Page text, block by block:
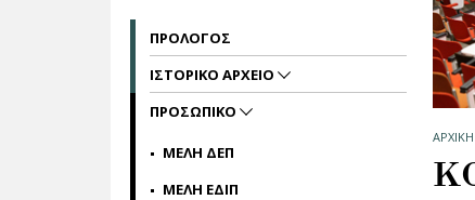
ΑΡΧΙΚΗ
ΠΡΟΛΟΓΟΣ
ΙΣΤΟΡΙΚΟ ΑΡΧΕΙΟ
ΠΡΟΣΩΠΙΚΟ
ΜΕΛΗ ΔΕΠ
ΜΕΛΗ ΕΔΙΠ